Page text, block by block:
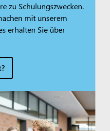
zu Schulungszwecken.
mit unserem
erhalten Sie über